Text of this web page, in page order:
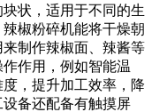
状，适用于不同的生
椒粉碎机能将干燥朝
制作辣椒面、辣酱等
作用，例如智能温
，提升加工效率，降
备还配备有触摸屏